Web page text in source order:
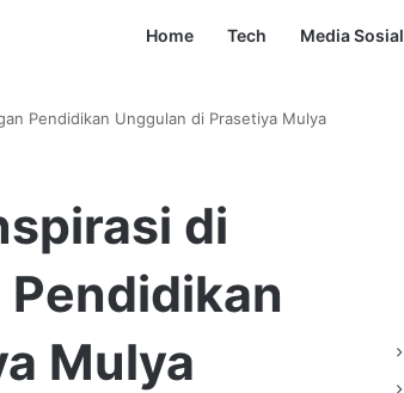
Home Tech Media Sosial
Pendidikan Unggulan di Prasetiya Mulya
di
Mulya